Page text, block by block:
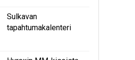
Sulkavan
tapahtumakalenteri